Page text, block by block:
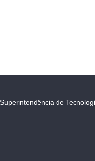
Superintendência de